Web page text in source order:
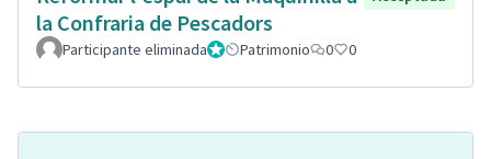
la Confraria de Pescadors
Participante eliminadaAdministrador
Patrimonio 0 0